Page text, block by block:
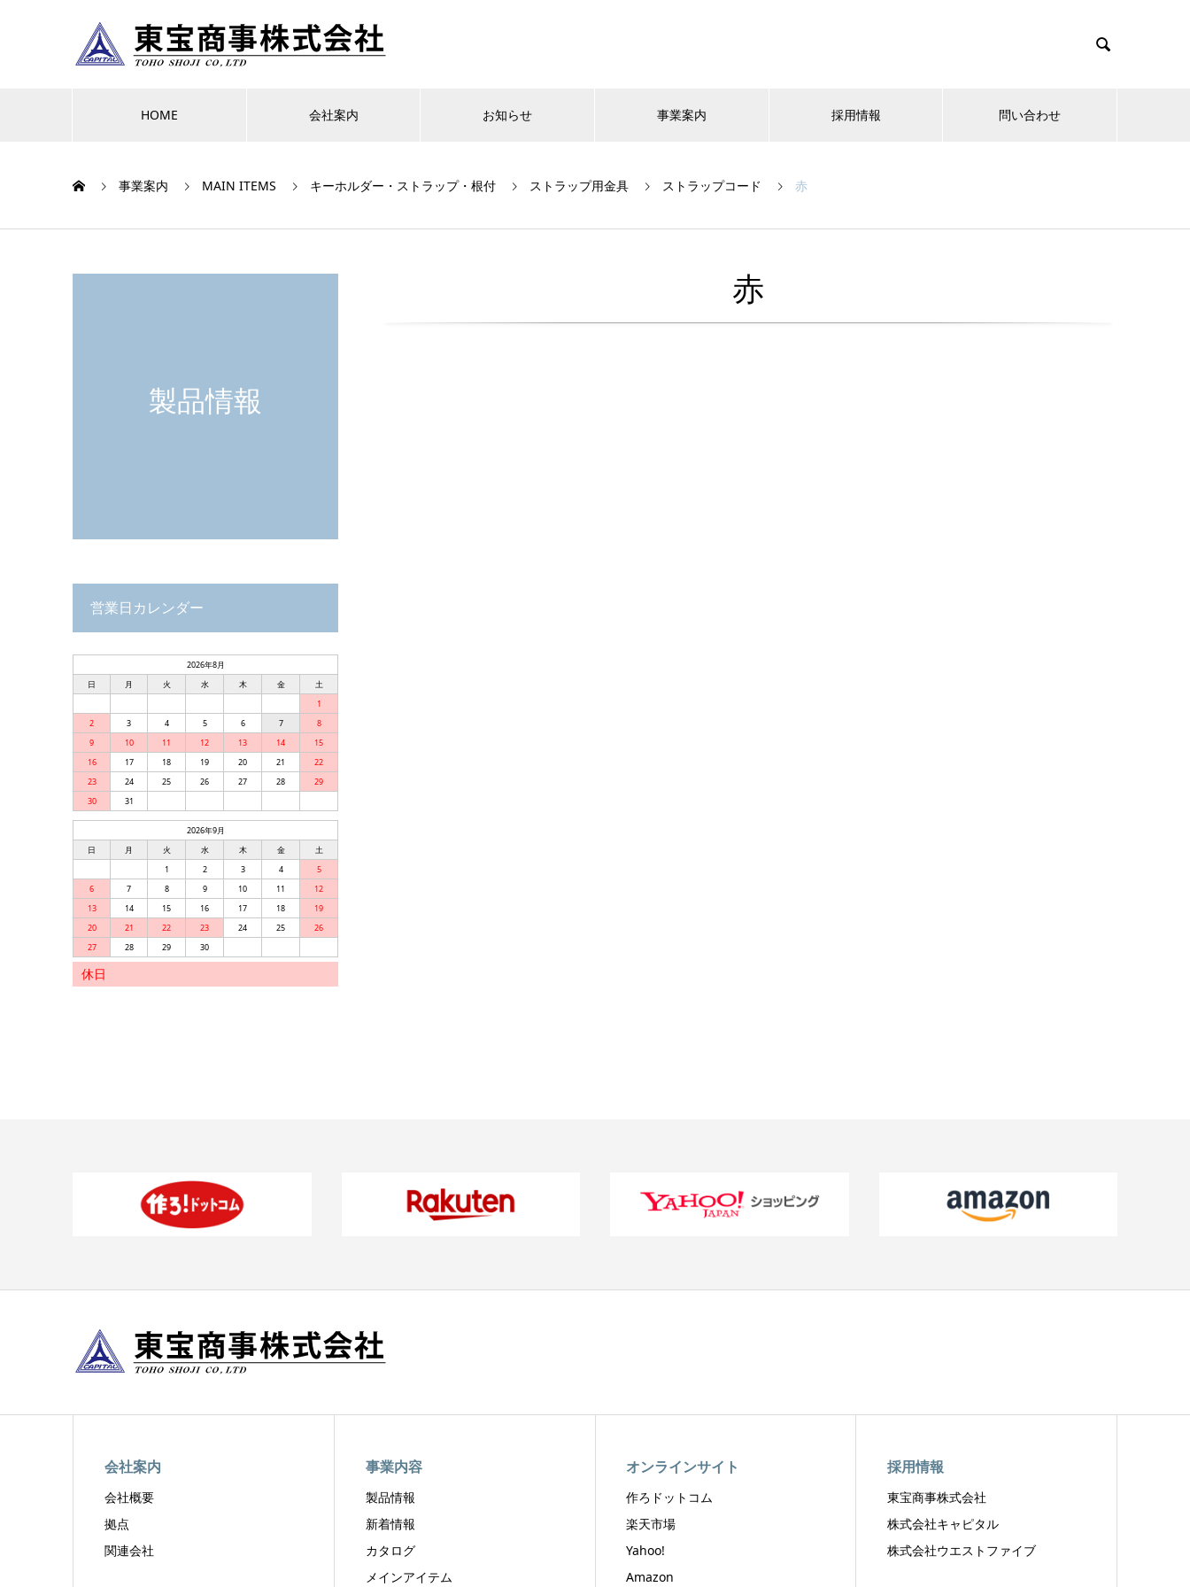

HOME 会社案内 お知らせ 事業案内 採用情報 問い合わせ
事業案内 MAIN ITEMS キーホルダー・ストラップ・根付 ストラップ用金具 ストラップコード 赤
製品情報
赤
営業日カレンダー
2026年8月
日
月 火 水 木 金
土
1
2
3 4 5 6 7
8
9
10 11 12 13 14
15
16
17 18 19 20 21
22
23
24 25 26 27 28
29
30
31
2026年9月
日
月 火 水 木 金
土
1
2 3 4
5
6
7 8 9 10 11
12
13
14 15 16 17 18
19
20
21 22 23 24 25
26
27
28 29 30
休日
会社案内
会社概要
拠点
関連会社
事業内容
製品情報
新着情報
カタログ
メインアイテム
オンラインサイト
作ろドットコム
楽天市場
Yahoo!
Amazon
採用情報
東宝商事株式会社
株式会社キャピタル
株式会社ウエストファイブ